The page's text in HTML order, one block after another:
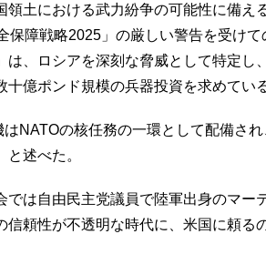
土における武力紛争の可能性に備え
保障戦略2025」の厳しい警告を受け
は、ロシアを深刻な脅威として特定し
億ポンド規模の兵器投資を求めている
NATOの核任務の一環として配備さ
述べた。
は自由民主党議員で陸軍出身のマー
信頼性が不透明な時代に、米国に頼る